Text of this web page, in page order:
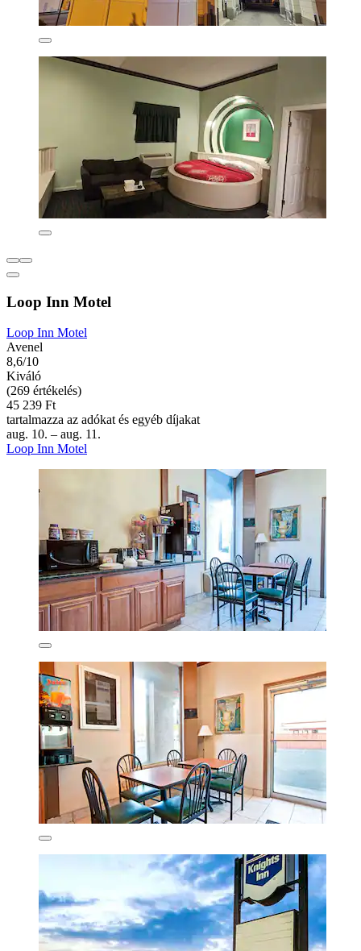
Loop Inn Motel
Loop Inn Motel
Avenel
8,6/10
Kiváló
(269 értékelés)
45 239 Ft
tartalmazza az adókat és egyéb díjakat
aug. 10. – aug. 11.
Loop Inn Motel